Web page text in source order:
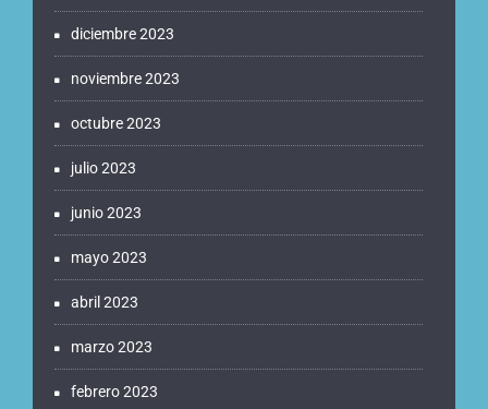
diciembre 2023
noviembre 2023
octubre 2023
julio 2023
junio 2023
mayo 2023
abril 2023
marzo 2023
febrero 2023